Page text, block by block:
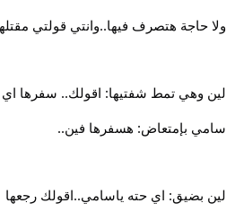
ولا حاجة هتصرف فيها..وانتي قولتي
لين وهي تمط شفتيها: اقولك.. سفرها اي
سامي بإمتعاض: هسفرها فين..
لين بضيق: اي حته ياسامي..اقولك رجعها